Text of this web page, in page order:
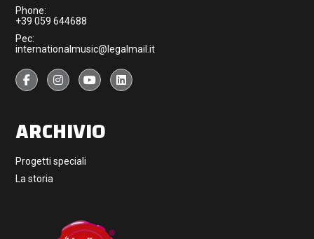
Phone:
+39 059 644688
Pec:
internationalmusic@legalmail.it
ARCHIVIO
Progetti speciali
La storia